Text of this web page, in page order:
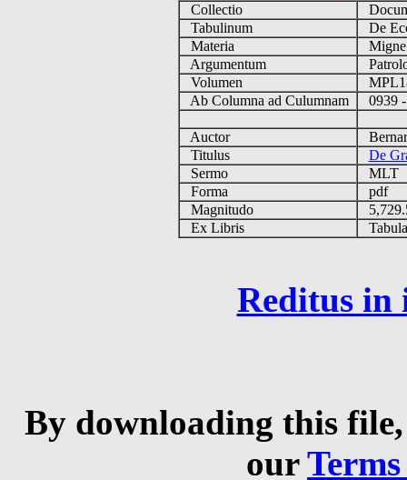
Collectio
Tabulinum
De
Materia
Argumentum
Volumen
Ab Columna ad Culumnam
0939
Auctor
Titulus
De
Sermo
MLT
Forma
pdf
Magnitudo
Ex Libris
Reditus in
By downloading this
our